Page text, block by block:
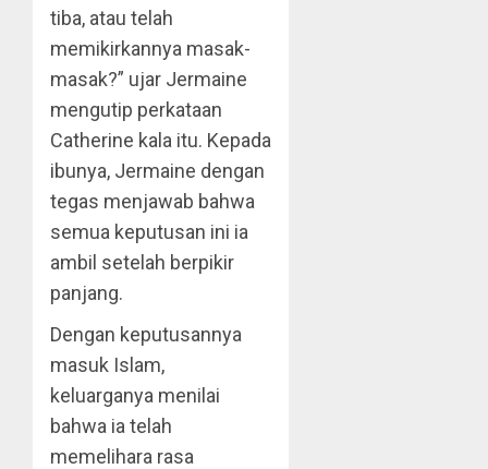
tiba, atau telah
memikirkannya masak-
masak?” ujar Jermaine
mengutip perkataan
Catherine kala itu. Kepada
ibunya, Jermaine dengan
tegas menjawab bahwa
semua keputusan ini ia
ambil setelah berpikir
panjang.
Dengan keputusannya
masuk Islam,
keluarganya menilai
bahwa ia telah
memelihara rasa